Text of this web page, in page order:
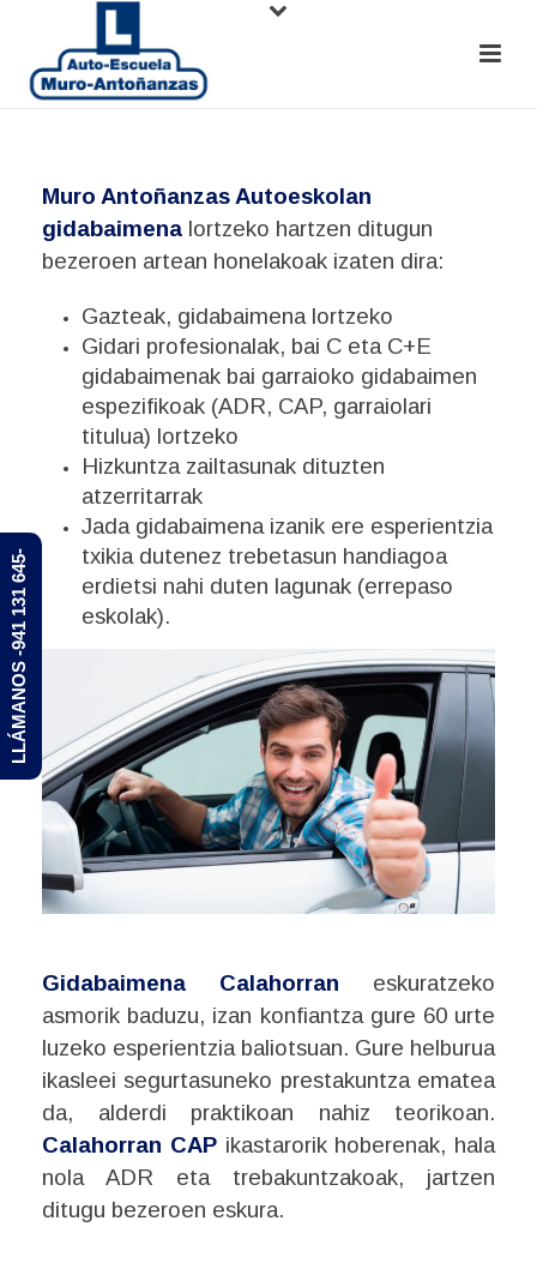
Muro Antoñanzas Autoeskolan
gidabaimena lortzeko hartzen ditugun
bezeroen artean honelakoak izaten dira:
Gazteak, gidabaimena lortzeko
Gidari profesionalak, bai C eta C+E
gidabaimenak bai garraioko gidabaimen
espezifikoak (ADR, CAP, garraiolari
titulua) lortzeko
Hizkuntza zailtasunak dituzten
atzerritarrak
Jada gidabaimena izanik ere esperientzia
txikia dutenez trebetasun handiagoa
erdietsi nahi duten lagunak (errepaso
eskolak).
Gidabaimena Calahorran eskuratzeko
asmorik baduzu, izan konfiantza gure 60 urte
luzeko esperientzia baliotsuan. Gure helburua
ikasleei segurtasuneko prestakuntza ematea
da, alderdi praktikoan nahiz teorikoan.
Calahorran CAPikastarorik hoberenak, hala
nola ADR eta trebakuntzakoak, jartzen
ditugu bezeroen eskura.
LLÁMANOS -941 131 645-